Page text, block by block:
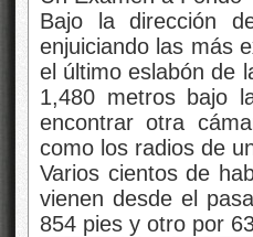
Bajo la dirección
enjuiciando las más
el último eslabón de
1,480 metros bajo
encontrar otra
como los radios de
Varios cientos de
vienen desde el
854 pies y otro por